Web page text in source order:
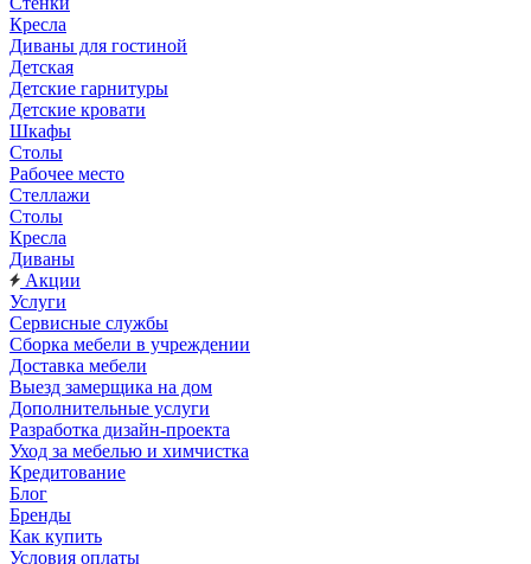
Кресла
Диваны для гостиной
Детская
Детские гарнитуры
Детские кровати
Шкафы
Столы
Рабочее место
Стеллажи
Столы
Кресла
Диваны
Акции
Услуги
Сервисные службы
Сборка мебели в учреждении
Доставка мебели
Выезд замерщика на дом
Дополнительные услуги
Разработка дизайн-проекта
Уход за мебелью и химчистка
Кредитование
Блог
Бренды
Как купить
Условия оплаты